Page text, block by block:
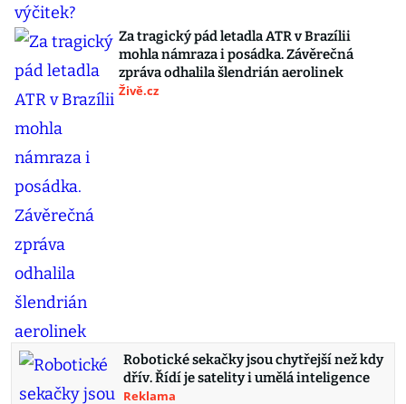
Za tragický pád letadla ATR v Brazílii
mohla námraza i posádka. Závěrečná
zpráva odhalila šlendrián aerolinek
Živě.cz
Robotické sekačky jsou chytřejší než kdy
dřív. Řídí je satelity i umělá inteligence
Reklama